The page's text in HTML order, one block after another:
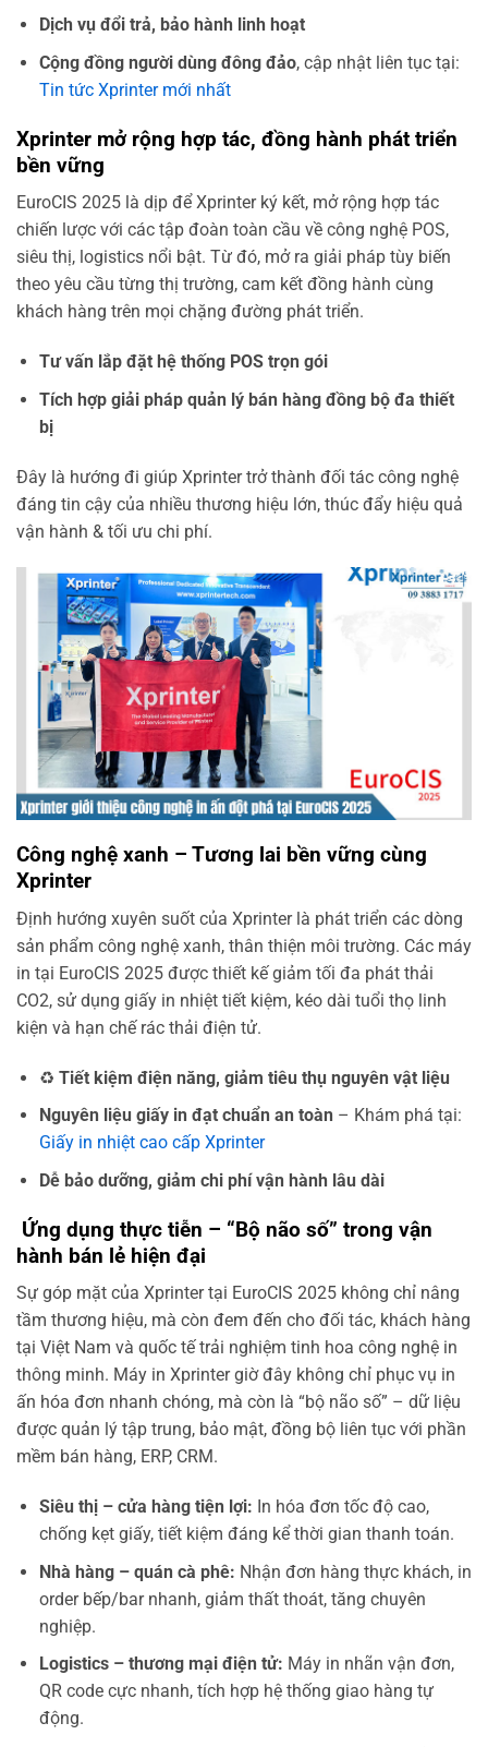
Dịch vụ đổi trả, bảo hành linh hoạt
Cộng đồng người dùng đông đảo, cập nhật liên tục tại:
Tin tức Xprinter mới nhất
Xprinter mở rộng hợp tác, đồng hành phát triển
bền vững
EuroCIS 2025 là dịp để Xprinter ký kết, mở rộng hợp tác
chiến lược với các tập đoàn toàn cầu về công nghệ POS,
siêu thị, logistics nổi bật. Từ đó, mở ra giải pháp tùy biến
theo yêu cầu từng thị trường, cam kết đồng hành cùng
khách hàng trên mọi chặng đường phát triển.
Tư vấn lắp đặt hệ thống POS trọn gói
Tích hợp giải pháp quản lý bán hàng đồng bộ đa thiết
bị
Đây là hướng đi giúp Xprinter trở thành đối tác công nghệ
đáng tin cậy của nhiều thương hiệu lớn, thúc đẩy hiệu quả
vận hành & tối ưu chi phí.
Công nghệ xanh – Tương lai bền vững cùng
Xprinter
Định hướng xuyên suốt của Xprinter là phát triển các dòng
sản phẩm công nghệ xanh, thân thiện môi trường. Các máy
in tại EuroCIS 2025 được thiết kế giảm tối đa phát thải
CO2, sử dụng giấy in nhiệt tiết kiệm, kéo dài tuổi thọ linh
kiện và hạn chế rác thải điện tử.
♻️ Tiết kiệm điện năng, giảm tiêu thụ nguyên vật liệu
Nguyên liệu giấy in đạt chuẩn an toàn – Khám phá tại:
Giấy in nhiệt cao cấp Xprinter
Dễ bảo dưỡng, giảm chi phí vận hành lâu dài
‍ Ứng dụng thực tiễn – “Bộ não số” trong vận
hành bán lẻ hiện đại
Sự góp mặt của Xprinter tại EuroCIS 2025 không chỉ nâng
tầm thương hiệu, mà còn đem đến cho đối tác, khách hàng
tại Việt Nam và quốc tế trải nghiệm tinh hoa công nghệ in
thông minh. Máy in Xprinter giờ đây không chỉ phục vụ in
ấn hóa đơn nhanh chóng, mà còn là “bộ não số” – dữ liệu
được quản lý tập trung, bảo mật, đồng bộ liên tục với phần
mềm bán hàng, ERP, CRM.
Siêu thị – cửa hàng tiện lợi: In hóa đơn tốc độ cao,
chống kẹt giấy, tiết kiệm đáng kể thời gian thanh toán.
Nhà hàng – quán cà phê: Nhận đơn hàng thực khách, in
order bếp/bar nhanh, giảm thất thoát, tăng chuyên
nghiệp.
Logistics – thương mại điện tử: Máy in nhãn vận đơn,
QR code cực nhanh, tích hợp hệ thống giao hàng tự
động.